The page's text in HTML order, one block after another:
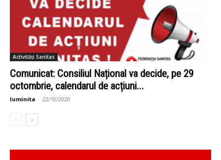
Activități Sanitas
Comunicat: Consiliul Național va decide, pe 29
octombrie, calendarul de acțiuni...
luminita - 22/10/2020